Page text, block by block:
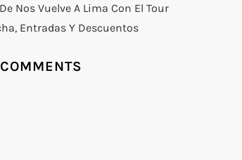
Nos Vuelve A Lima Con El Tour
Entradas Y Descuentos